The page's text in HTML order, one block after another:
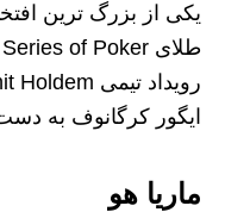
یکی از بزرگ‌ ترین
ایگور کرگانوف به
ماریا هو